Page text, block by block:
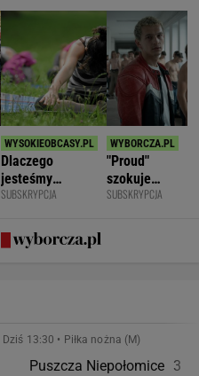
Dlaczego
jesteśmy
permanentnie
same grzechy
główne"
SUBSKRYPCJA
"Proud"
szokuje
odważnymi
SUBSKRYPCJA
Dziś 13:30 • Piłka nożna (M)
Puszcza Niepołomice 3